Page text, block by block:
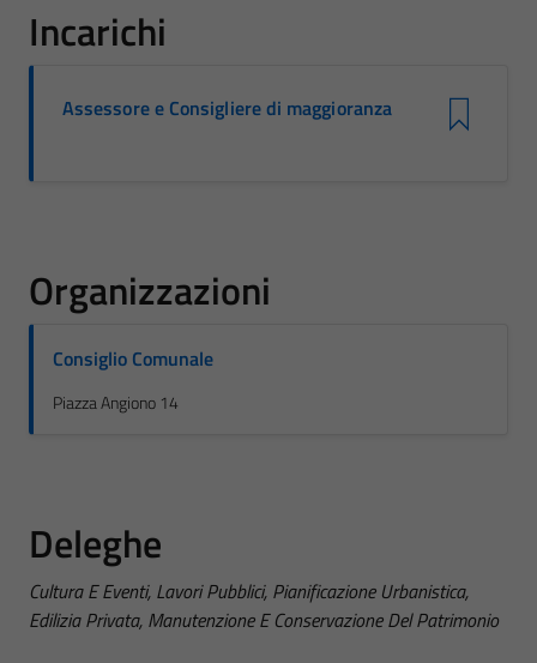
Incarichi
Assessore e Consigliere di maggioranza
Organizzazioni
Consiglio Comunale
Piazza Angiono 14
Deleghe
Cultura E Eventi, Lavori Pubblici, Pianificazione Urbanistica,
Edilizia Privata, Manutenzione E Conservazione Del Patrimonio